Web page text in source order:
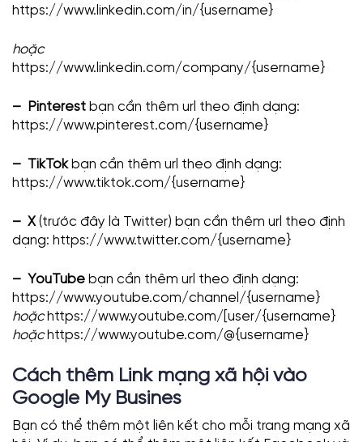
https://www.linkedin.com/in/{username}
hoặc
https://www.linkedin.com/company/{username}
– Pinterest bạn cần thêm url theo định dạng:
https://www.pinterest.com/{username}
– TikTokbạn cần thêm url theo định dạng:
https://www.tiktok.com/{username}
– X (trước đây là Twitter) bạn cần thêm url theo định
dạng: https://www.twitter.com/{username}
– YouTube bạn cần thêm url theo định dạng:
https://www.youtube.com/channel/{username}
hoặchttps://www.youtube.com/[user/{username}
hoặchttps://www.youtube.com/@{username}
Cách thêm Link mạng xã hội vào
Google My Busines
Bạn có thể thêm một liên kết cho mỗi trang mạng xã